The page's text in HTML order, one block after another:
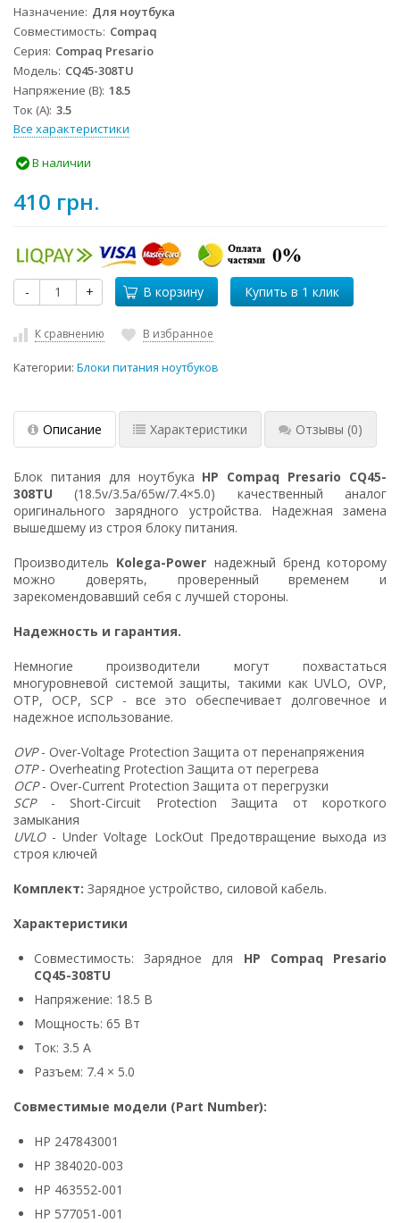
Назначение Для ноутбука
Совместимость Compaq
Серия Compaq Presario
Модель CQ45-308TU
Напряжение (В) 18.5
Ток (А) 3.5
Все характеристики
В наличии
410 грн.
- + В корзину
К сравнению В избранное
Категории: Блоки питания ноутбуков
Описание Характеристики Отзывы (0)
Блок питания для ноутбука HP Compaq Presario CQ45-
308TU (18.5v/3.5a/65w/7.4×5.0) качественный аналог
оригинального зарядного устройства. Надежная замена
вышедшему из строя блоку питания.
Производитель Kolega-Power надежный бренд которому
можно доверять, проверенный временем и
зарекомендовавший себя с лучшей стороны.
Надежность и гарантия.
Немногие производители могут похвастаться
многуровневой системой защиты, такими как UVLO, OVP,
OTP, OCP, SCP - все это обеспечивает долговечное и
надежное использование.
OVP- Over-Voltage Protection Защита от перенапряжения
OTP- Overheating Protection Защита от перегрева
OCP- Over-Current Protection Защита от перегрузки
SCP- Short-Circuit Protection Защита от короткого
замыкания
UVLO- Under Voltage LockOut Предотвращение выхода из
строя ключей
Комплект: Зарядное устройство, силовой кабель.
Характеристики
Совместимость: Зарядное для HP Compaq Presario
CQ45-308TU
Напряжение: 18.5 В
Мощность: 65 Вт
Ток: 3.5 А
Разъем: 7.4 × 5.0
Совместимые модели (Part Number):
HP 247843001
HP 384020-003
HP 463552-001
HP 577051-001